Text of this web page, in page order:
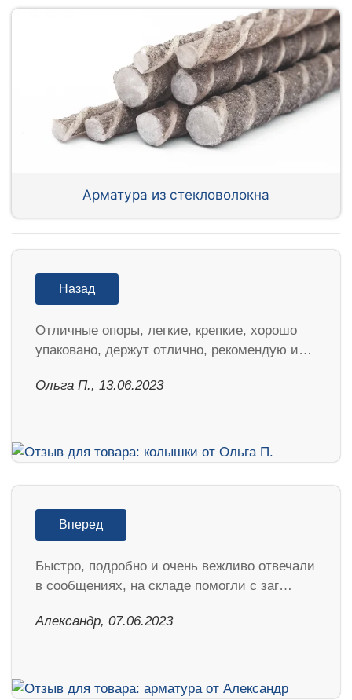
Арматура из стекловолокна
Назад
Отличные опоры, легкие, крепкие, хорошо
упаковано, держут отлично, рекомендую и…
Ольга П., 13.06.2023
Вперед
Быстро, подробно и очень вежливо отвечали
в сообщениях, на складе помогли с заг…
Александр, 07.06.2023